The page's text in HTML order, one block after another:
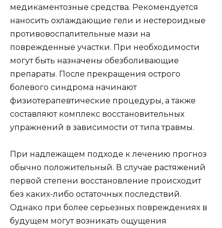
медикаментозные средства. Рекомендуется
наносить охлаждающие гели и нестероидные
противовоспалительные мази на
поврежденные участки. При необходимости
могут быть назначены обезболивающие
препараты. После прекращения острого
болевого синдрома начинают
физиотерапевтические процедуры, а также
составляют комплекс восстановительных
упражнений в зависимости от типа травмы.
При надлежащем подходе к лечению прогноз
обычно положительный. В случае растяжений
первой степени восстановление происходит
без каких-либо остаточных последствий.
Однако при более серьезных повреждениях в
будущем могут возникать ощущения